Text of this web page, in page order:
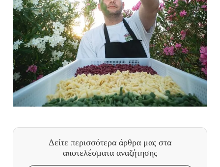
Δείτε περισσότερα άρθρα μας στα
αποτελέσματα αναζήτησης